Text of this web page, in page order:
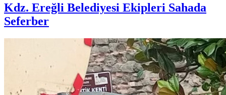
Kdz. Ereğli Belediyesi Ekipleri Sahada
Seferber